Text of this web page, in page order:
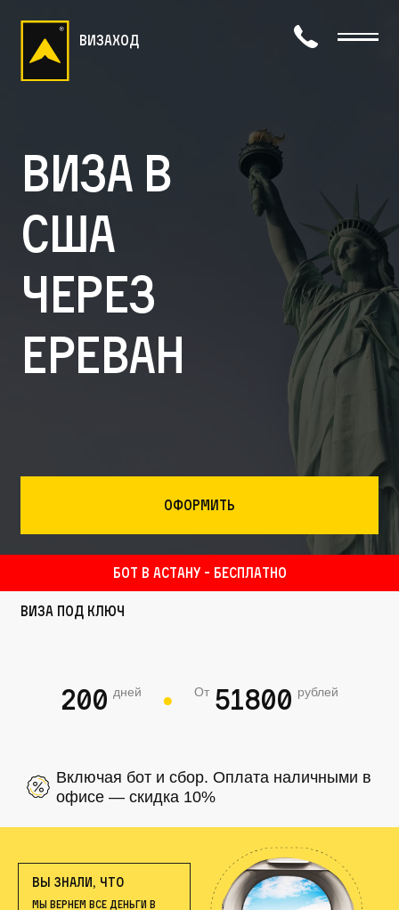
визаход
Виза в
США
через
Ереван
Оформить
БОТ В АСТАНУ - БЕСПЛАТНО
Виза под ключ
200 дней ● От 51800 рублей
Включая бот и сбор. Оплата наличными в
офисе — скидка 10%
ВЫ ЗНАЛИ, ЧТО
МЫ ВЕРНЕМ ВСЕ ДЕНЬГИ В